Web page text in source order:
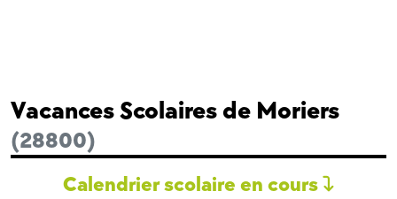
Vacances Scolaires de Moriers
(28800)
Calendrier scolaire en cours